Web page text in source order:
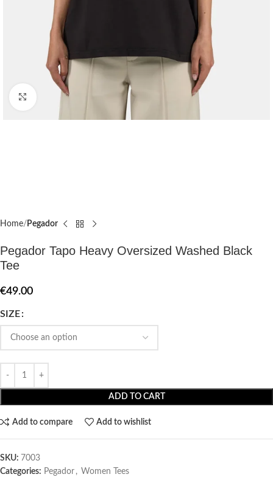
Click to enlarge
Home Pegador​
Pegador Tapo Heavy Oversized Washed Black
Tee
€49.00
SIZE
ADD TO CART
Add to compare Add to wishlist
SKU: 7003
Categories: Pegador​ , Women Tees